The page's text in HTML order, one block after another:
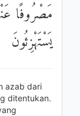
مَصْرُوفًا
يَسْتَهْزِئُونَ
azab dari
ditentukan.